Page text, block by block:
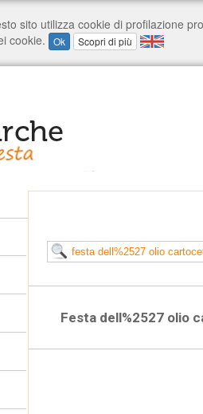
Festa dell%2527 olio